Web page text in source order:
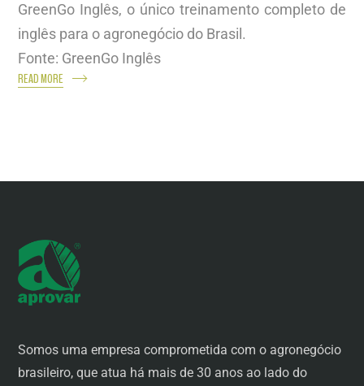
GreenGo Inglês, o único treinamento completo de
inglês para o agronegócio do Brasil.
Fonte: GreenGo Inglês
READ MORE
Somos uma empresa comprometida com o agronegócio
brasileiro, que atua há mais de 30 anos ao lado do